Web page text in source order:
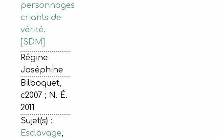
personnages
criants de
vérité.
[SDM]
Régine
Joséphine
Bilboquet,
c2007 ; N. É.
2011
Sujet(s) :
Esclavage